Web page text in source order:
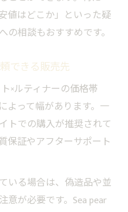
値はどこか」といった疑
相談もおすすめです。
できる販売先
×ルティナーの価格帯
よって幅があります。一
トでの購入が推奨されて
保証やアフターサポート
いる場合は、偽造品や並
意が必要です。Sea pear